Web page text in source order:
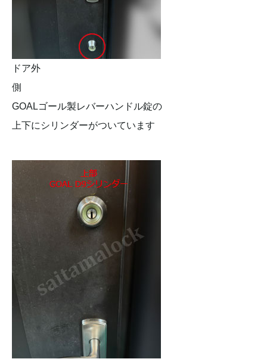
ドア外
側
GOALゴール製レバーハンドル錠の
上下にシリンダーがついています